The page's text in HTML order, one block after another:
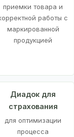
приемки товара и
работы с
маркированной
продукцией
Диадок для
страхования
для оптимизации
процесса